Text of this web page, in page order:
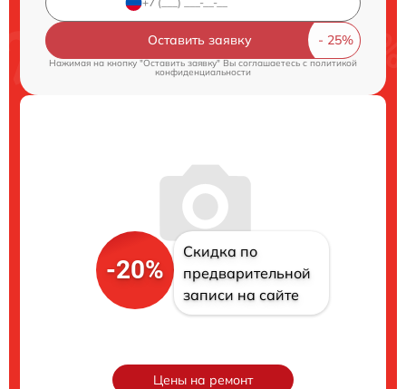
Оставить заявку
Нажимая на кнопку "Оставить заявку" Вы соглашаетесь cполитикой
конфиденциальности
-20%
Скидка по
предварительной
записи на сайте
Цены на ремонт